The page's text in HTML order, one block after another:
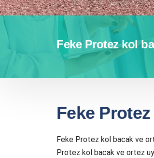
Feke Protez kol
Feke
Feke Protez kol bacak ve
Protez kol bacak ve ortez